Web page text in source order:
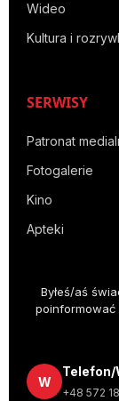
Wideo
Kultura i
SERWISY
Patronat
Fotogalerie
Kino
Apteki
Byłeś/aś
poinformować
W
Telefon/
+48 572